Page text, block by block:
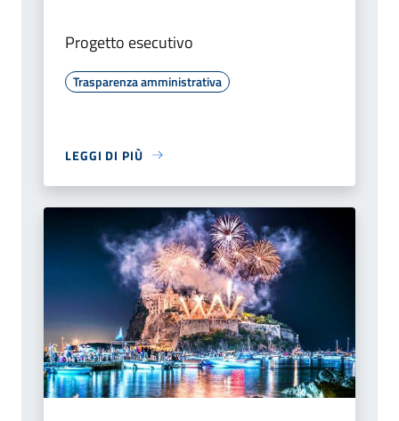
Progetto esecutivo
Trasparenza amministrativa
LEGGI DI PIÙ